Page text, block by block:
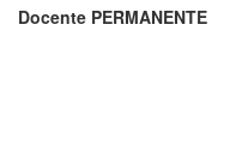
Docente PERMANENTE